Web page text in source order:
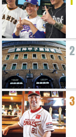
2
3